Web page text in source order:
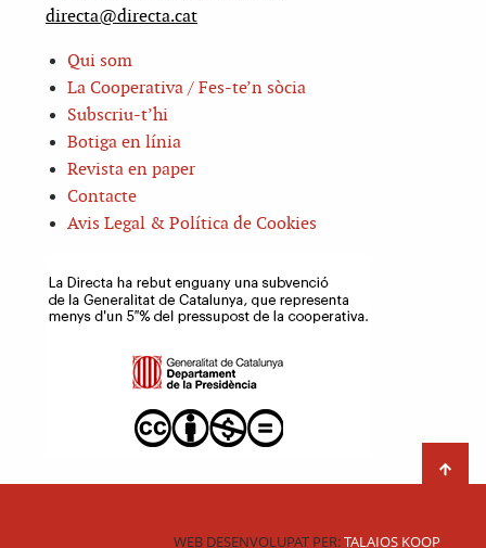
directa@directa.cat
Qui som
La Cooperativa / Fes-te’n sòcia
Subscriu-t’hi
Botiga en línia
Revista en paper
Contacte
Avis Legal & Política de Cookies
WEB DESENVOLUPAT PER:TALAIOS KOOP